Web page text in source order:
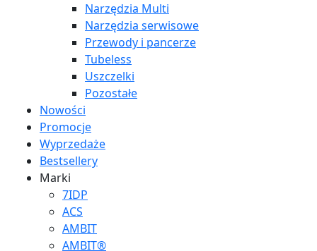
Narzędzia Multi
Narzędzia serwisowe
Przewody i pancerze
Tubeless
Uszczelki
Pozostałe
Nowości
Promocje
Wyprzedaże
Bestsellery
Marki
7IDP
ACS
AMBIT
AMBIT®